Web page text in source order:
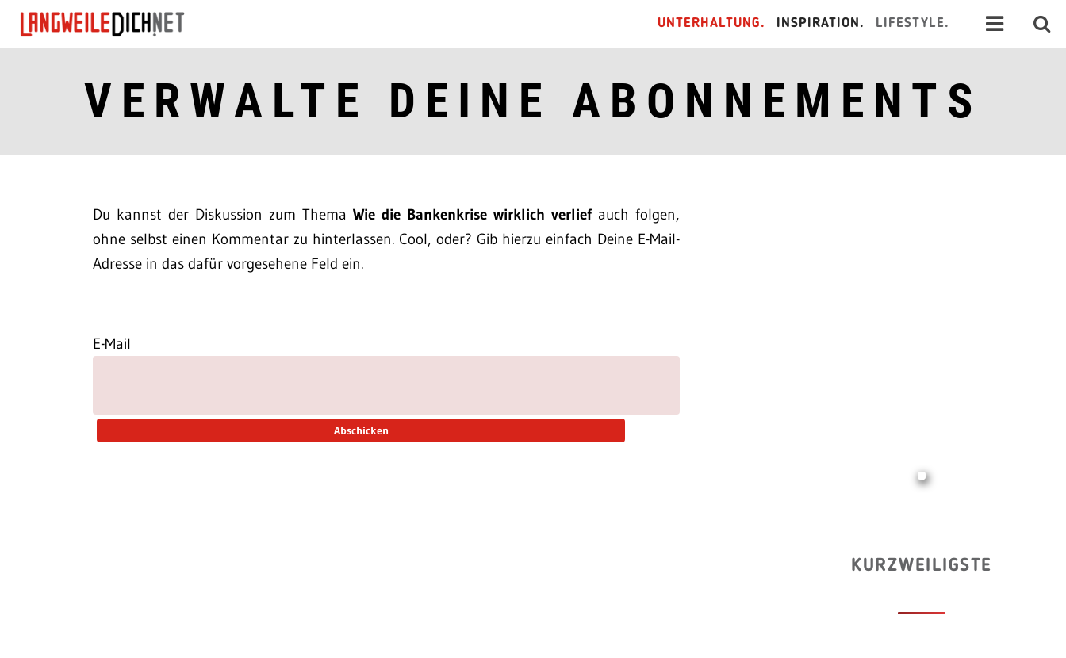
UNTERHALTUNG. INSPIRATION. LIFESTYLE.
VERWALTE DEINE ABONNEMENTS
Du kannst der Diskussion zum Thema Wie die Bankenkrise wirklich verliefauch folgen,
ohne selbst einen Kommentar zu hinterlassen. Cool, oder? Gib hierzu einfach Deine E-Mail-
Adresse in das dafür vorgesehene Feld ein.
E-Mail
KURZWEILIGSTE